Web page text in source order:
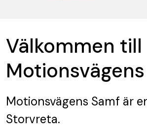
Välkommen till
Motionsvägens Samf är
Storvreta.